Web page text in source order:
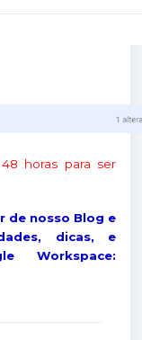
horas para ser
de nosso Blog e
dicas, e
Workspace: